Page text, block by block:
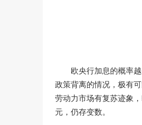
欧央行加息的概率
政策背离的情况，极有
劳动力市场有复苏迹象
元，仍存变数。